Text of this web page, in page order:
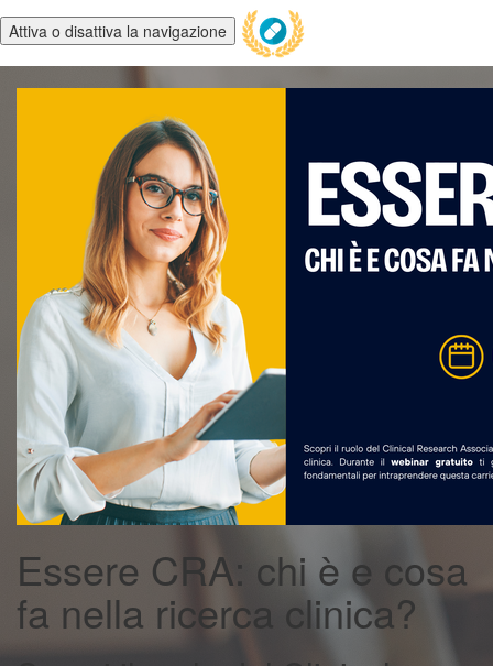
Attiva o disattiva la navigazione
Essere CRA: chi è e cosa
fa nella ricerca clinica?